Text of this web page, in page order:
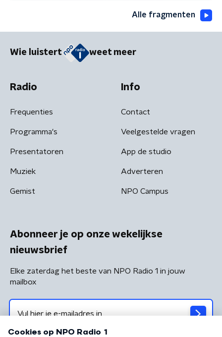
Alle fragmenten
Wie luistert weet meer
Radio
Frequenties
Programma's
Presentatoren
Muziek
Gemist
Info
Contact
Veelgestelde vragen
App de studio
Adverteren
NPO Campus
Abonneer je op onze wekelijkse
nieuwsbrief
Elke zaterdag het beste van NPO Radio 1 in jouw
mailbox